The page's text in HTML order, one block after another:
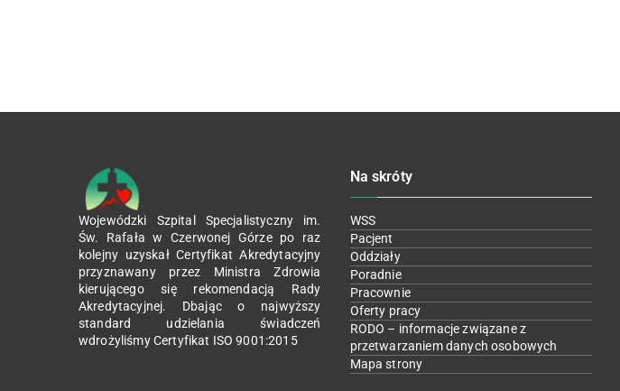
Wojewódzki Szpital Specjalistyczny im.
Św. Rafała w Czerwonej Górze po raz
kolejny uzyskał Certyfikat Akredytacyjny
przyznawany przez Ministra Zdrowia
kierującego się rekomendacją Rady
Akredytacyjnej. Dbając o najwyższy
standard udzielania świadczeń
wdrożyliśmy Certyfikat ISO 9001:2015
Na skróty
WSS
Pacjent
Oddziały
Poradnie
Pracownie
Oferty pracy
RODO – informacje związane z
przetwarzaniem danych osobowych
Mapa strony